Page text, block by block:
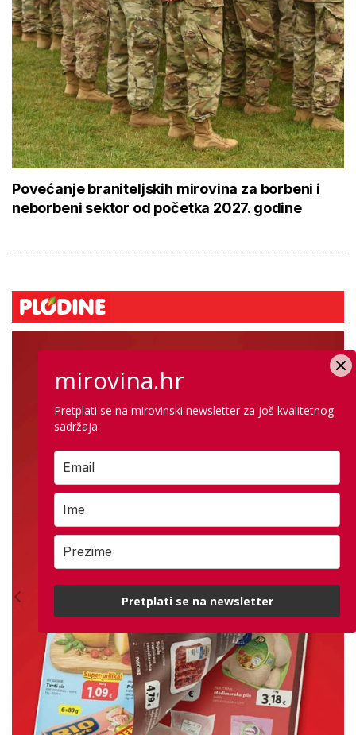
Povećanje braniteljskih mirovina za borbeni i
neborbeni sektor od početka 2027. godine
mirovina.hr
Pretplati se na mirovinski newsletter za još kvalitetnog
sadržaja
Pretplati se na newsletter